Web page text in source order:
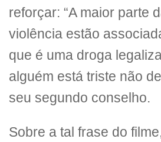
reforçar: “A maior parte
violência estão
que é uma droga
alguém está triste não
seu segundo conselho.
Sobre a tal frase do